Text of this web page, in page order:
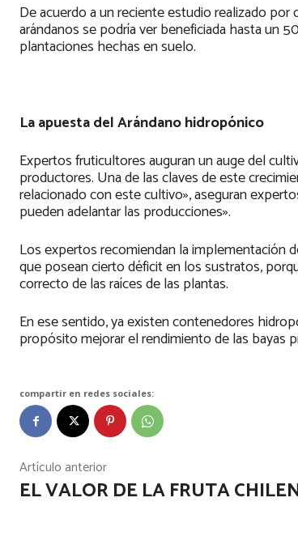
De acuerdo a un reciente estudio realizado
arándanos se podría ver beneficiada hasta un
plantaciones hechas en suelo.
La apuesta del Arándano hidropónico
Expertos fruticultores auguran un auge del
productores. Una de las claves de este
relacionado con este cultivo», aseguran
pueden adelantar las producciones».
Los expertos recomiendan la implementación
que posean cierto déficit en los sustratos,
correcto de las raíces de las plantas.
En ese sentido, ya existen contenedores
propósito mejorar el rendimiento de las bayas
compartir en redes sociales:
Artículo anterior
EL VALOR DE LA FRUTA